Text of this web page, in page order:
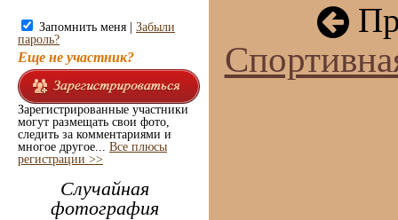
Запомнить меня | Забыли
пароль?
Еще не участник?
Зарегистрированные участники
могут размещать свои фото,
следить за комментариями и
многое другое... Все плюсы
регистрации >>
Случайная
фотография